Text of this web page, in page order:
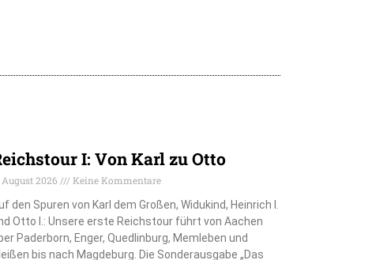
I: Von Karl zu Otto
August 2026
Keine Kommentare
den Spuren von Karl dem Großen, Widukind, Heinrich I.
Otto I.: Unsere erste Reichstour führt von Aachen
Paderborn, Enger, Quedlinburg, Memleben und
bis nach Magdeburg. Die Sonderausgabe „Das